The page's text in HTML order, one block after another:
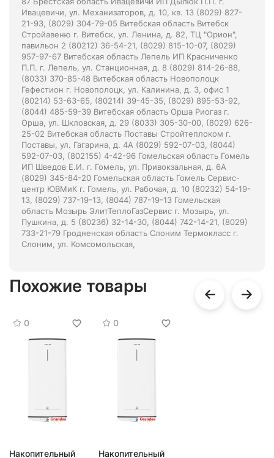
Ивацевичи, ул. Механизаторов, д. 10, кв. 13 (8029) 827-
21-93, (8029) 304-79-05 Витебская область Витебск
Стройавеню г. Витебск, ул. Ленина, д. 82, ТЦ "Орион",
павильон 2 (80212) 36-54-21, (8029) 815-10-07, (8029)
957-97-67 Витебская область Лепель ИП Красниченко
П.П. г. Лепель, ул. Станционная, д. 8 (8029) 814-26-88,
(8033) 370-85-48 Витебская область Новополоцк
Гефестион г. Новополоцк, ул. Калинина, д. 3, офис 1
(80214) 53-63-65, (80214) 39-45-35, (8029) 895-53-92,
(8044) 485-59-39 Витебская область Орша Риогаз г.
Орша, ул. Шкловская, д. 29 (8033) 305-30-00, (8029) 626-
25-02 Витебская область Поставы Стройтеплоком г.
Поставы, ул. Гагарина, д. 4А (8029) 592-07-03, (8044)
592-07-03, (802155) 4-42-96 Гомельская область Гомель
ИП Шведов Е.И. г. Гомель, ул. Привокзальная, д. 6А
(8029) 345-84-20 Гомельская область Гомель Сервис-
центр ЮВМиК г. Гомель, ул. Рабочая, д. 10 (80232) 54-19-
13, (8029) 737-19-13, (8044) 787-19-13 Гомельская
область Мозырь ЭлитТеплоГазСервис г. Мозырь, ул.
Пушкина, д. 5 (80236) 32-14-30, (8044) 742-14-21, (8029)
733-21-79 Гродненская область Слоним Термокласс г.
Слоним, ул. Комсомольская,
Похожие товары
0
Накопительный
0
Накопительный